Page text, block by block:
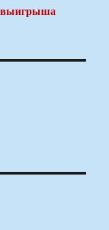
выигрыша